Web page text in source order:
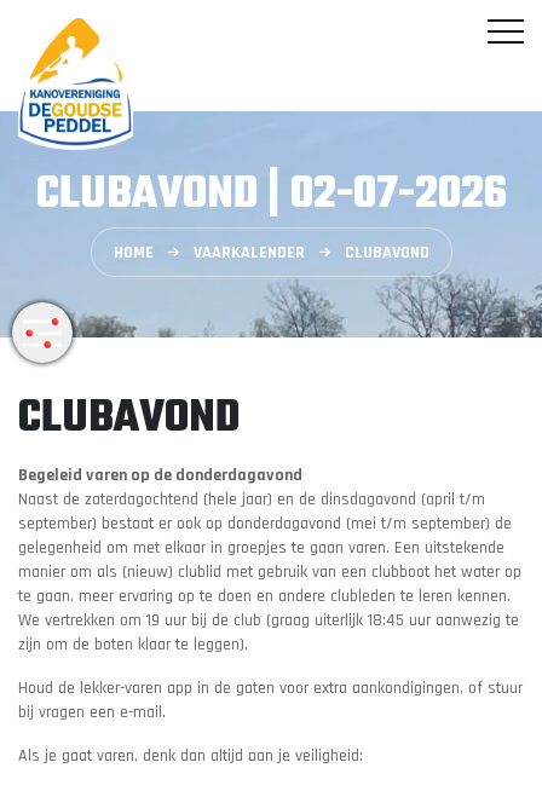
CLUBAVOND | 02-07-2026
HOME VAARKALENDER CLUBAVOND
CLUBAVOND
Begeleid varen op de donderdagavond
Naast de zaterdagochtend (hele jaar) en de dinsdagavond (april t/m
september) bestaat er ook op donderdagavond (mei t/m september) de
gelegenheid om met elkaar in groepjes te gaan varen. Een uitstekende
manier om als (nieuw) clublid met gebruik van een clubboot het water op
te gaan, meer ervaring op te doen en andere clubleden te leren kennen.
We vertrekken om 19 uur bij de club (graag uiterlijk 18:45 uur aanwezig te
zijn om de boten klaar te leggen).
Houd de lekker-varen app in de gaten voor extra aankondigingen, of stuur
bij vragen een e-mail.
Als je gaat varen, denk dan altijd aan je veiligheid: